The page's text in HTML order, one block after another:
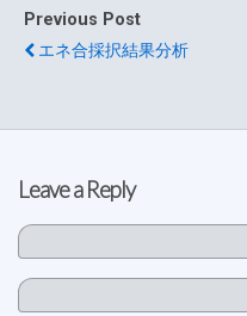
Previous Post
エネ合採択結果分析
Leave a Reply